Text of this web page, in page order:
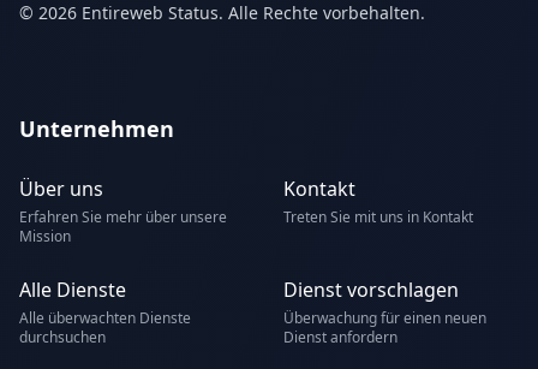
© 2026 Entireweb Status. Alle Rechte vorbehalten.
Unternehmen
Über uns
Erfahren Sie mehr über unsere
Mission
Kontakt
Treten Sie mit uns in Kontakt
Alle Dienste
Alle überwachten Dienste
durchsuchen
Dienst vorschlagen
Überwachung für einen neuen
Dienst anfordern